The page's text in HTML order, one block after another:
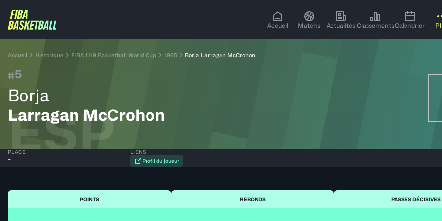
Accueil Matchs Actualités ClassementsCalendrier
Accueil Historique FIBA U19 Basketball World Cup 1995 Borja Larragan McCrohon
#5
Borja
Larragan McCrohon
ESP
PLACE
-
LIENS
Profil du joueur
POINTS REBONDS PASSES DÉCISIVES